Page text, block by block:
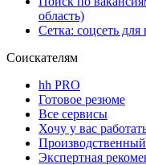
область)
Сетка: соцсеть для
Соискателям
hh PRO
Готовое резюме
Все сервисы
Хочу у вас
Экспертная